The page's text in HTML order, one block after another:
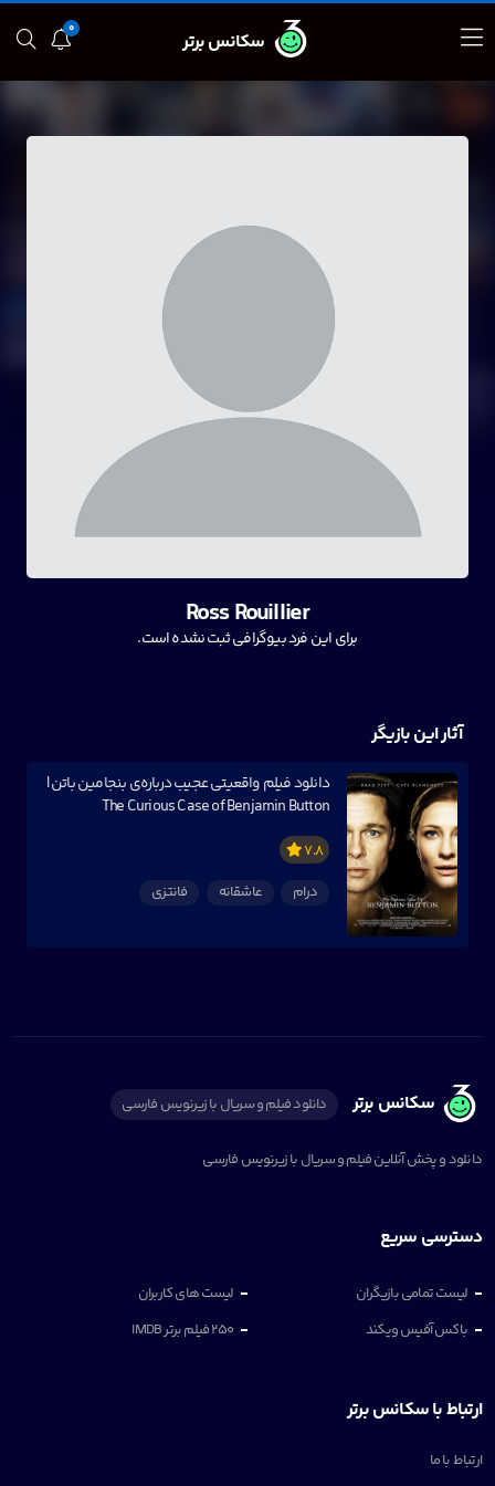
0
سکانس برتر
Ross Rouillier
برای این فرد بیوگرافی ثبت نشده است.
آثار این بازیگر
دانلود فیلم واقعیتی عجیب درباره‌ی بنجامین باتن |
The Curious Case of Benjamin Button
7.8
درام
عاشقانه فانتزی
سکانس برتر دانلود فیلم و سریال با زیرنویس فارسی
دانلود و پخش آنلاین فیلم و سریال با زیرنویس فارسی
دسترسی سریع
لیست تمامی بازیگران
لیست های کاربران
باکس آفیس ویکند
250 فیلم برتر IMDB
ارتباط با سکانس برتر
ارتباط با ما